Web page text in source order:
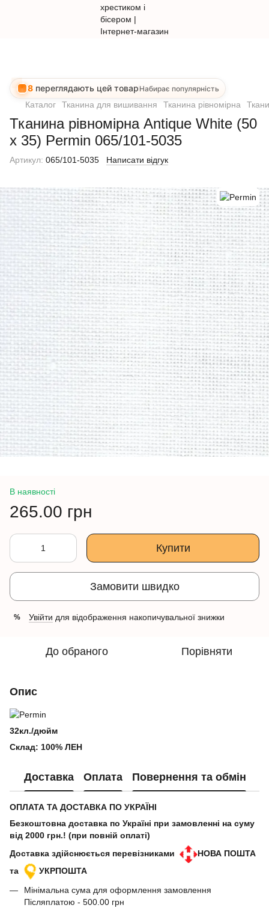
8 переглядають цей товар Набирає популярність
Каталог Тканина для вишивання Тканина рівномірна
Тканина рівномірна Antique White (50
х 35) Permin 065/101-5035
Артикул: 065/101-5035 Написати відгук
В наявності
265.00 грн
Купити
Замовити швидко
% Увійти для відображення накопичувальної знижки
До обраного Порівняти
Опис
32кл./дюйм
Склад: 100% ЛЕН
Доставка Оплата Повернення та обмін
ОПЛАТА ТА ДОСТАВКА ПО УКРАЇНІ
Безкоштовна доставка по Україні при замовленні на суму
від 2000 грн.! (при повній оплаті)
Доставка здійснюється перевізниками
НОВА ПОШТА
та
УКРПОШТА
Мінімальна сума для оформлення замовлення
Післяплатою - 500.00 грн